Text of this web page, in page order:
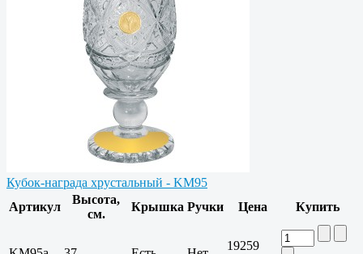
Кубок-награда хрустальный - KM95
Артикул
Высота,
см.
Крышка Ручки Цена Купить
19259